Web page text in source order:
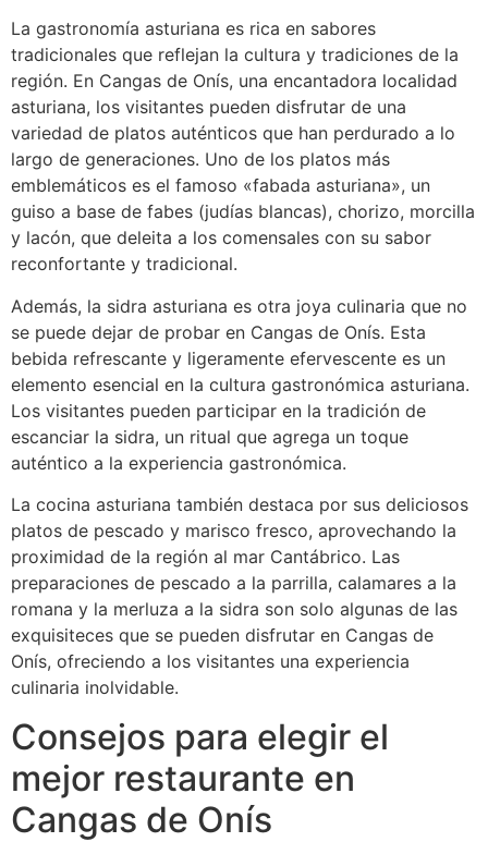
La gastronomía asturiana es rica en sabores
tradicionales que reflejan la cultura y tradiciones de la
región. En Cangas de Onís, una encantadora localidad
asturiana, los visitantes pueden disfrutar de una
variedad de platos auténticos que han perdurado a lo
largo de generaciones. Uno de los platos más
emblemáticos es el famoso «fabada asturiana», un
guiso a base de fabes (judías blancas), chorizo, morcilla
y lacón, que deleita a los comensales con su sabor
reconfortante y tradicional.
Además, la sidra asturiana es otra joya culinaria que no
se puede dejar de probar en Cangas de Onís. Esta
bebida refrescante y ligeramente efervescente es un
elemento esencial en la cultura gastronómica asturiana.
Los visitantes pueden participar en la tradición de
escanciar la sidra, un ritual que agrega un toque
auténtico a la experiencia gastronómica.
La cocina asturiana también destaca por sus deliciosos
platos de pescado y marisco fresco, aprovechando la
proximidad de la región al mar Cantábrico. Las
preparaciones de pescado a la parrilla, calamares a la
romana y la merluza a la sidra son solo algunas de las
exquisiteces que se pueden disfrutar en Cangas de
Onís, ofreciendo a los visitantes una experiencia
culinaria inolvidable.
Consejos para elegir el
mejor restaurante en
Cangas de Onís